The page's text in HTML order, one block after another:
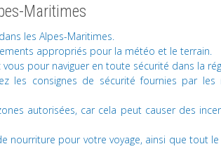
Maritimes
les Alpes-Maritimes.
appropriés pour la météo et le terrain.
pour naviguer en toute sécurité dans la
les consignes de sécurité fournies par
autorisées, car cela peut causer des
nourriture pour votre voyage, ainsi que tout